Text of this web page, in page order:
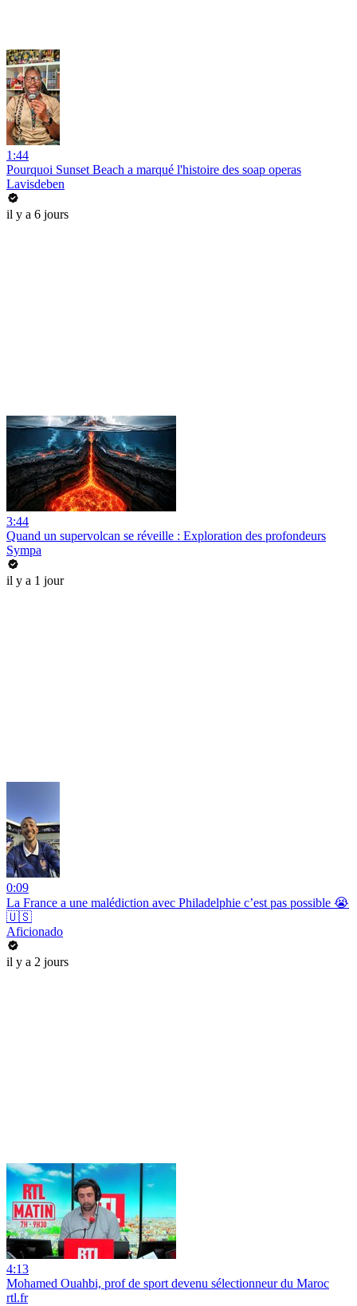
1:44
Pourquoi Sunset Beach a marqué l'histoire des soap operas
Lavisdeben
il y a 6 jours
3:44
Quand un supervolcan se réveille : Exploration des profondeurs
Sympa
il y a 1 jour
0:09
La France a une malédiction avec Philadelphie c’est pas possible 😭
🇺🇸
Aficionado
il y a 2 jours
4:13
Mohamed Ouahbi, prof de sport devenu sélectionneur du Maroc
rtl.fr